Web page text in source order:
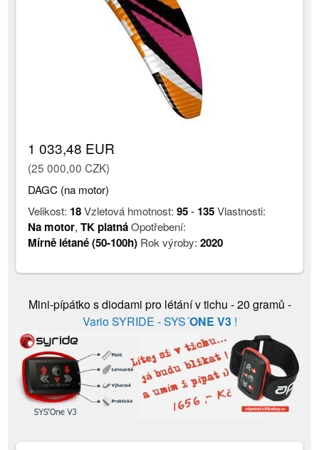
1 033,48 EUR
(25 000,00 CZK)
DAGC (na motor)
Velikost: 18Vzletová hmotnost:95- 135Vlastnosti:
Na motor,TK platnáOpotřebení:
Mírně létané (50-100h) Rok výroby:2020
Mini-pípátko s diodami pro létání v tichu - 20 gramů -
Vario SYRIDE - SYS´ONE V3 !